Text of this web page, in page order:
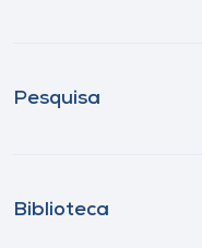
Pesquisa
Biblioteca